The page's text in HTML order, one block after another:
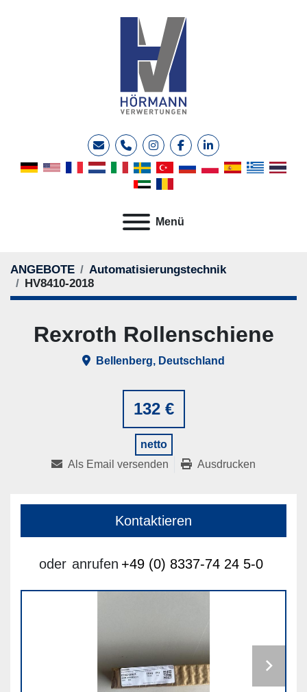
E-MailTelefoninstagramfacebooklinkedin
Menü
ANGEBOTE
Automatisierungstechnik
HV8410-2018
132 €
netto
Rexroth Rollenschiene
Bellenberg, Deutschland
Als Email versenden Ausdrucken
Kontaktieren
oder anrufen +49 (0) 8337-74 24 5-0